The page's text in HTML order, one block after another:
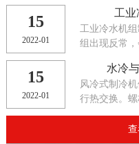
15
2022-01
工业
工业冷水机
组出现反常，
15
2022-01
水冷
风冷式制冷
行热交换。